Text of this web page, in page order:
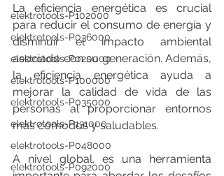
elektrotools-P102000
elektrotools-P036000
elektrotools-P020000
elektrotools-P100000
elektrotools-P035000
elektrotools-P131000
elektrotools-P048000
elektrotools-P092000
La eficiencia energética es crucial
para reducir el consumo de energía y
disminuir el impacto ambiental
asociado con su generación. Además,
la eficiencia energética ayuda a
mejorar la calidad de vida de las
personas al proporcionar entornos
más cómodos y saludables.
A nivel global, es una herramienta